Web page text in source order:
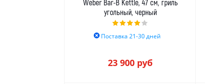
Weber Bar-B Kettle, 47 см, гриль
угольный, черный
Поставка 21-30 дней
23 900 руб